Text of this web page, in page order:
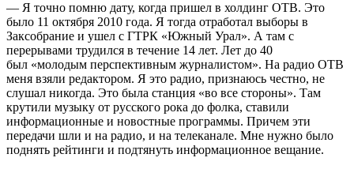
— Я точно помню дату, когда пришел в холдинг ОТВ. Это
было 11 октября 2010 года. Я тогда отработал выборы в
Заксобрание и ушел с ГТРК «Южный Урал». А там с
перерывами трудился в течение 14 лет. Лет до 40
был «молодым перспективным журналистом». На радио ОТВ
меня взяли редактором. Я это радио, признаюсь честно, не
слушал никогда. Это была станция «во все стороны». Там
крутили музыку от русского рока до фолка, ставили
информационные и новостные программы. Причем эти
передачи шли и на радио, и на телеканале. Мне нужно было
поднять рейтинги и подтянуть информационное вещание.